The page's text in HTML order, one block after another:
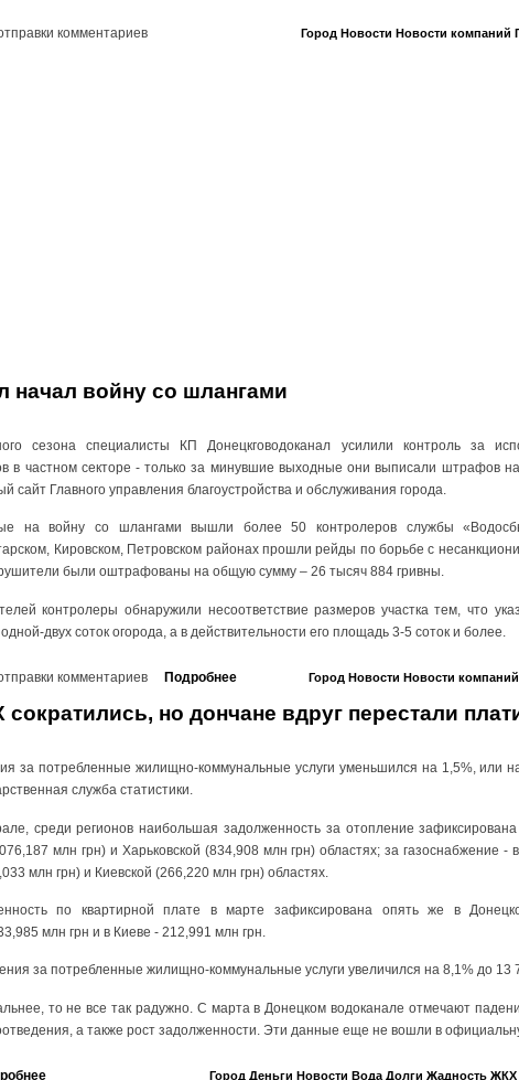
Город Новости Новости компаний
комментариев
начал войну со шлангами
сезона специалисты КП Донецкговодоканал усилили контроль за
в частном секторе - только за минувшие выходные они выписали штрафов
Главного управления благоустройства и обслуживания города.
на войну со шлангами вышли более 50 контролеров службы
Кировском, Петровском районах прошли рейды по борьбе с
были оштрафованы на общую сумму – 26 тысяч 884 гривны.
контролеры обнаружили несоответствие размеров участка тем, что
двух соток огорода, а в действительности его площадь 3-5 соток и более.
Город Новости Новости компаний
комментариев Подробнее
но дончане вдруг перестали
за потребленные жилищно-коммунальные услуги уменьшился на 1,5%, или
служба статистики.
среди регионов наибольшая задолженность за отопление
млн грн) и Харьковской (834,908 млн грн) областях; за газоснабжение -
млн грн) и Киевской (266,220 млн грн) областях.
по квартирной плате в марте зафиксирована опять же в
млн грн и в Киеве - 212,991 млн грн.
за потребленные жилищно-коммунальные услуги увеличился на 8,1% до 13
то не все так радужно. С марта в Донецком водоканале отмечают
а также рост задолженности. Эти данные еще не вошли в
Город Деньги Новости Вода Долги Жадность ЖКХ